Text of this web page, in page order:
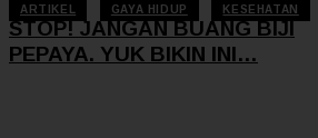
ARTIKEL GAYA HIDUP KESEHATAN
STOP! JANGAN BUANG BIJI
PEPAYA. YUK BIKIN INI…